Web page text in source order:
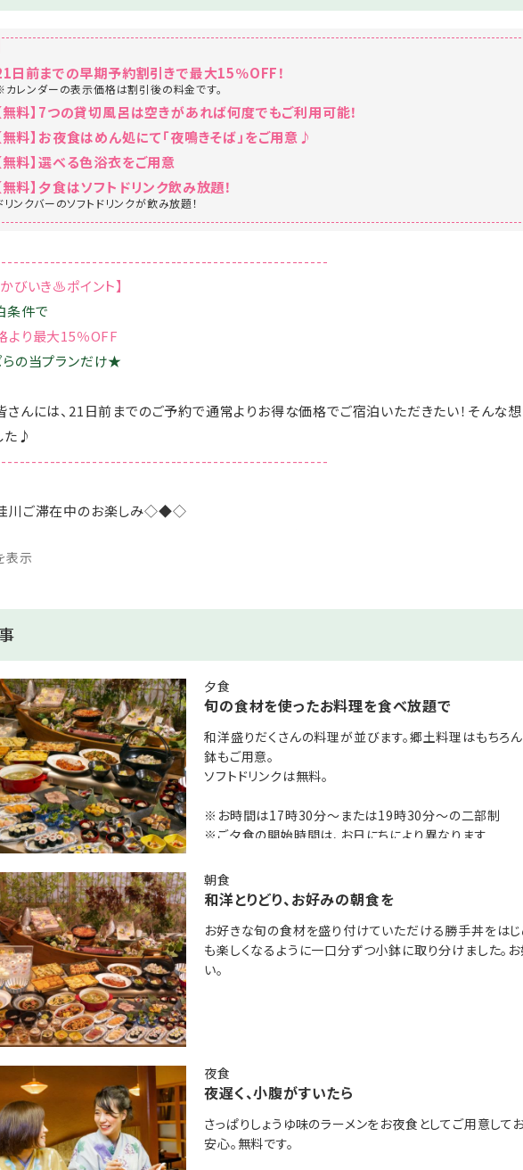
日前までの早期予約割引きで最大15％OFF！
レンダーの表示価格は割引後の料金です。
無料】7つの貸切風呂は空きがあれば何度でもご利用可能！
無料】お夜食はめん処にて「夜鳴きそば」をご用意♪
無料】選べる色浴衣をご用意
無料】夕食はソフトドリンク飲み放題！
リンクバーのソフトドリンクが飲み放題！
かびいき♨ポイント】
条件で
より最大15％OFF
らの当プランだけ★
さんには、21日前までのご予約で通常よりお得な価格でご宿泊いただきたい！そんな
た♪
ご滞在中のお楽しみ◇◆◇
べる色浴衣をご用意
全室に加湿空気清浄機を設置
夕食はソフトドリンク飲み放題！
球コーナー
ンガや小説が充実のブックコーナー
お子様が遊べるキッズコーナー
ッサージチェア
お夜食はめん処にて「夜鳴きそば」をご用意♪
館内にコンビニ併設！
ちらをクリック♪
キング
30分～又は19時30分～の二部制
開始時間は、お日にちにより異なります。
追加料理等のご案内≫
ール飲み放題60分」1,980円 →事前予約で60分/1,680円
り焼き」2,750円 →事前予約で2,500円
表示
夕食
旬の食材を使ったお料理を食べ放題で
和洋盛りだくさんの料理が並びます。郷土料理はもちろ
鉢もご用意。
ソフトドリンクは無料。
※お時間は17時30分～または19時30分～の二部制
※ご夕食の開始時間は、お日にちにより異なります
朝食
和洋とりどり、お好みの朝食を
お好きな旬の食材を盛り付けていただける勝手丼をは
も楽しくなるように一口分ずつ小鉢に取り分けました。
い。
夜食
夜遅く、小腹がすいたら
さっぱりしょうゆ味のラーメンをお夜食としてご用意して
安心。無料です。